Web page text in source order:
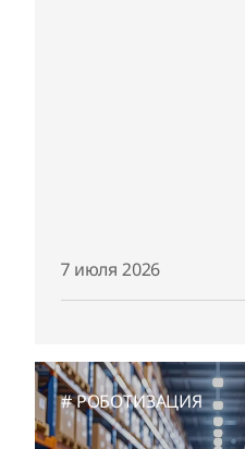
7 июля 2026
РОБОТИЗАЦИЯ